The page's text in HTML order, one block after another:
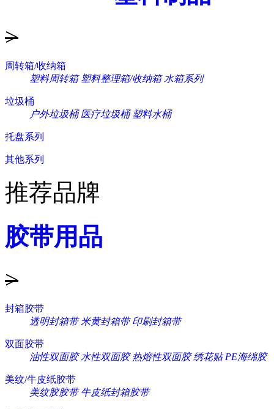
>
周转箱/收纳箱
塑料周转箱 塑料整理箱/收纳箱 水箱系列
垃圾桶
户外垃圾桶 医疗垃圾桶 塑料水桶
托盘系列
其他系列
推荐品牌
胶带用品
>
封箱胶带
透明封箱带 米黄封箱带 印刷封箱带
双面胶带
油性双面胶 水性双面胶 热熔性双面胶 绣花贴 PE海绵胶
美纹/牛皮纸胶带
美纹胶胶带 牛皮纸封箱胶带